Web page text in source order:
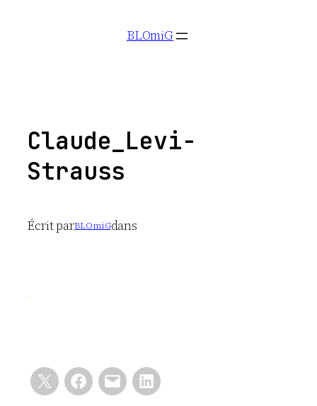
BLOmiG
Claude_Levi-
Strauss
Écrit parBLOmiGdans